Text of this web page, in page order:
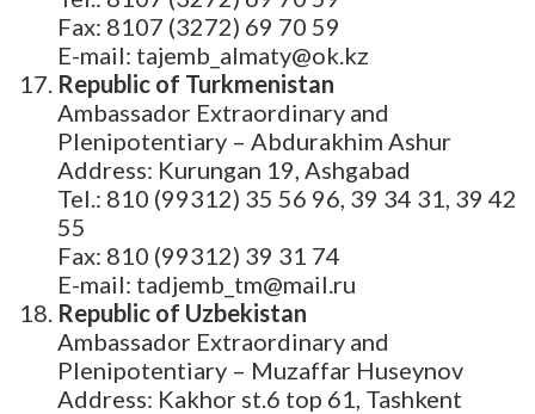
Fax: 8107 (3272) 69 70 59
E-mail: tajemb_almaty@ok.kz
Republic of Turkmenistan
Ambassador Extraordinary and
Plenipotentiary – Abdurakhim Ashur
Address: Kurungan 19, Ashgabad
Tel.: 810 (99312) 35 56 96, 39 34 31, 39 42
55
Fax: 810 (99312) 39 31 74
E-mail: tadjemb_tm@mail.ru
Republic of Uzbekistan
Ambassador Extraordinary and
Plenipotentiary – Muzaffar Huseynov
Address: Kakhor st.6 top 61, Tashkent